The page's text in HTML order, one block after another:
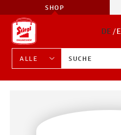
SHOP
DE/